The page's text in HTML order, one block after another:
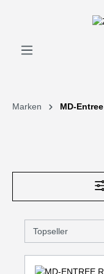
Marken MD-Entree